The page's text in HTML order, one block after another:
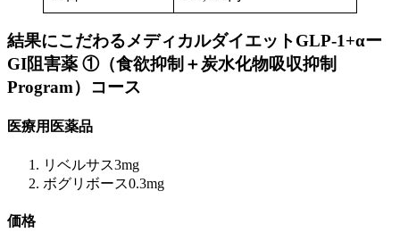
結果にこだわるメディカルダイエットGLP-1+αー
GI阻害薬 ①（食欲抑制＋炭水化物吸収抑制
Program） コース
医療用医薬品
リベルサス3mg
ボグリボース0.3mg
価格